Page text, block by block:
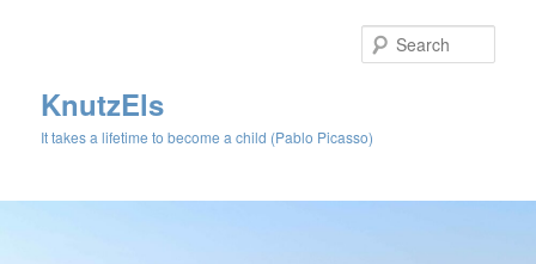
KnutzEls
It takes a lifetime to become a child (Pablo Picasso)